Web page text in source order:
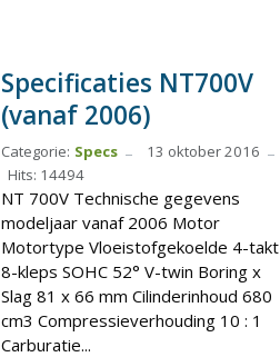
Specificaties NT700V
(vanaf 2006)
Categorie: Specs
13 oktober 2016
Hits: 14494
NT 700V Technische gegevens
modeljaar vanaf 2006 Motor
Motortype Vloeistofgekoelde 4-takt
8-kleps SOHC 52° V-twin Boring x
Slag 81 x 66 mm Cilinderinhoud 680
cm3 Compressieverhouding 10 : 1
Carburatie...